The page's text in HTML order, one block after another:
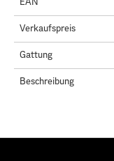
EAN
Verkaufspreis
Gattung
Beschreibung